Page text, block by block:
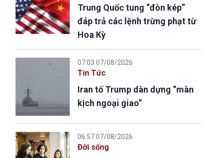
Trung Quốc tung “đòn kép”
đáp trả các lệnh trừng phạt từ
Hoa Kỳ
07:03 07/08/2026
Tin Tức
Iran tố Trump dàn dựng “màn
kịch ngoại giao”
06:57 07/08/2026
Đời sống